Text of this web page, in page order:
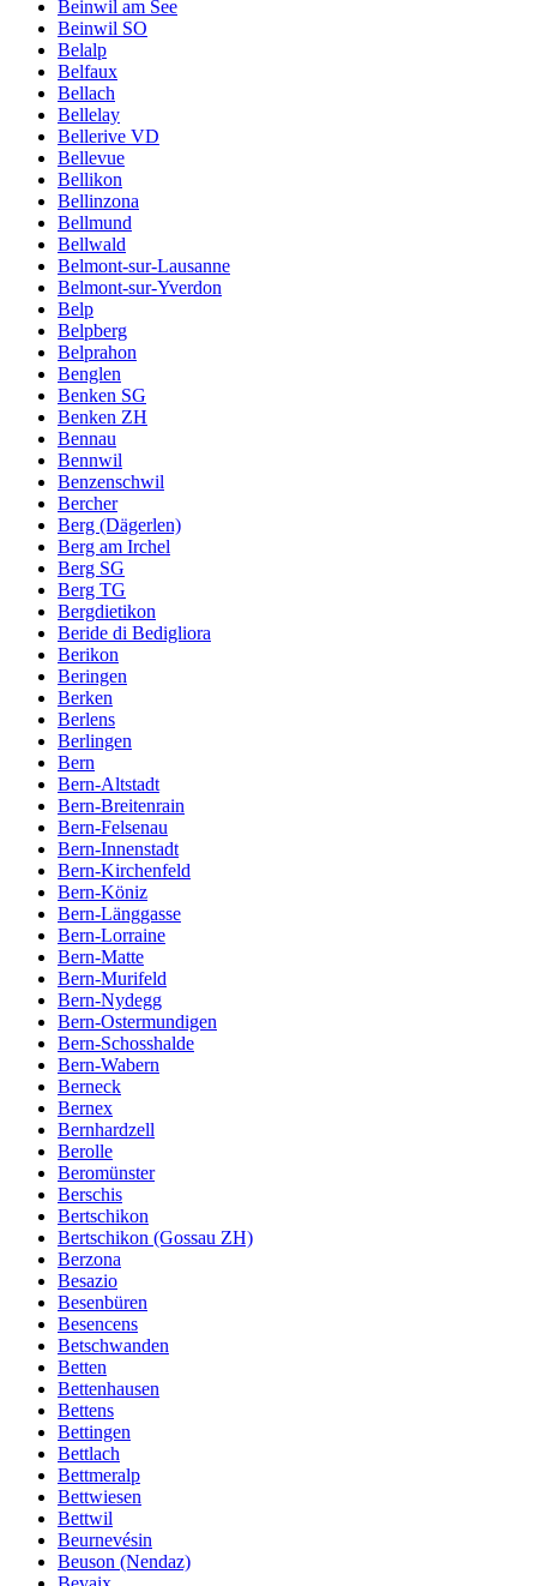
Beinwil am See
Beinwil SO
Belalp
Belfaux
Bellach
Bellelay
Bellerive VD
Bellevue
Bellikon
Bellinzona
Bellmund
Bellwald
Belmont-sur-Lausanne
Belmont-sur-Yverdon
Belp
Belpberg
Belprahon
Benglen
Benken SG
Benken ZH
Bennau
Bennwil
Benzenschwil
Bercher
Berg (Dägerlen)
Berg am Irchel
Berg SG
Berg TG
Bergdietikon
Beride di Bedigliora
Berikon
Beringen
Berken
Berlens
Berlingen
Bern
Bern-Altstadt
Bern-Breitenrain
Bern-Felsenau
Bern-Innenstadt
Bern-Kirchenfeld
Bern-Köniz
Bern-Länggasse
Bern-Lorraine
Bern-Matte
Bern-Murifeld
Bern-Nydegg
Bern-Ostermundigen
Bern-Schosshalde
Bern-Wabern
Berneck
Bernex
Bernhardzell
Berolle
Beromünster
Berschis
Bertschikon
Bertschikon (Gossau ZH)
Berzona
Besazio
Besenbüren
Besencens
Betschwanden
Betten
Bettenhausen
Bettens
Bettingen
Bettlach
Bettmeralp
Bettwiesen
Bettwil
Beurnevésin
Beuson (Nendaz)